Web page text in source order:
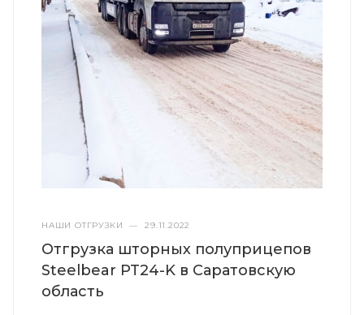
НАШИ ОТГРУЗКИ — 29.11.2022
Отгрузка шторных полуприцепов
Steelbear PT24-K в Саратовскую
область